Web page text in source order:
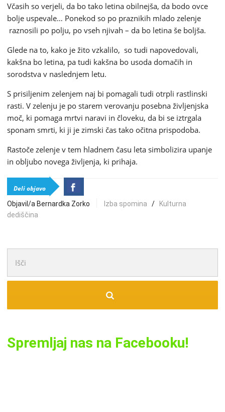
Včasih so verjeli, da bo tako letina obilnejša, da bodo ovce
bolje uspevale… Ponekod so po praznikih mlado zelenje
raznosili po polju, po vseh njivah – da bo letina še boljša.
Glede na to, kako je žito vzkalilo, so tudi napovedovali,
kakšna bo letina, pa tudi kakšna bo usoda domačih in
sorodstva v naslednjem letu.
S prisiljenim zelenjem naj bi pomagali tudi otrpli rastlinski
rasti. V zelenju je po starem verovanju posebna življenjska
moč, ki pomaga mrtvi naravi in človeku, da bi se iztrgala
sponam smrti, ki ji je zimski čas tako očitna prispodoba.
Rastoče zelenje v tem hladnem času leta simbolizira upanje
in obljubo novega življenja, ki prihaja.
Deli objavo
Objavil/a Bernardka Zorko Izba spomina /
Kulturna
dediščina
Spremljaj nas na Facebooku!